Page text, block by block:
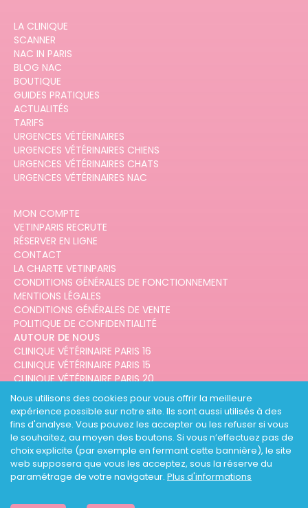
Nous utilisons des cookies pour vous offrir la meilleure
expérience possible sur notre site. Ils sont aussi utilisés à des
fins d'analyse. Vous pouvez les accepter ou les refuser si vous
le souhaitez, au moyen des boutons. Si vous n’effectuez pas de
choix explicite (par exemple en fermant cette bannière), le site
web supposera que vous les acceptez, sous la réserve du
paramétrage de votre navigateur. Plus d'informations
LA CLINIQUE
SCANNER
NAC IN PARIS
BLOG NAC
BOUTIQUE
GUIDES PRATIQUES
ACTUALITÉS
TARIFS
URGENCES VÉTÉRINAIRES
URGENCES VÉTÉRINAIRES CHIENS
URGENCES VÉTÉRINAIRES CHATS
URGENCES VÉTÉRINAIRES NAC
MON COMPTE
VETINPARIS RECRUTE
RÉSERVER EN LIGNE
CONTACT
LA CHARTE VETINPARIS
CONDITIONS GÉNÉRALES DE FONCTIONNEMENT
MENTIONS LÉGALES
CONDITIONS GÉNÉRALES DE VENTE
POLITIQUE DE CONFIDENTIALITÉ
AUTOUR DE NOUS
CLINIQUE VÉTÉRINAIRE PARIS 16
CLINIQUE VÉTÉRINAIRE PARIS 15
CLINIQUE VÉTÉRINAIRE PARIS 20
CLINIQUE VÉTÉRINAIRE PARIS 12
CLINIQUE VÉTÉRINAIRE PARIS 10
CLINIQUE VÉTÉRINAIRE PARIS 3